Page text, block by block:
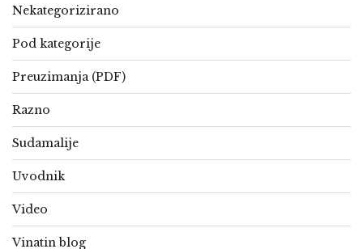
Nekategorizirano
Pod kategorije
Preuzimanja (PDF)
Razno
Sudamalije
Uvodnik
Video
Vinatin blog